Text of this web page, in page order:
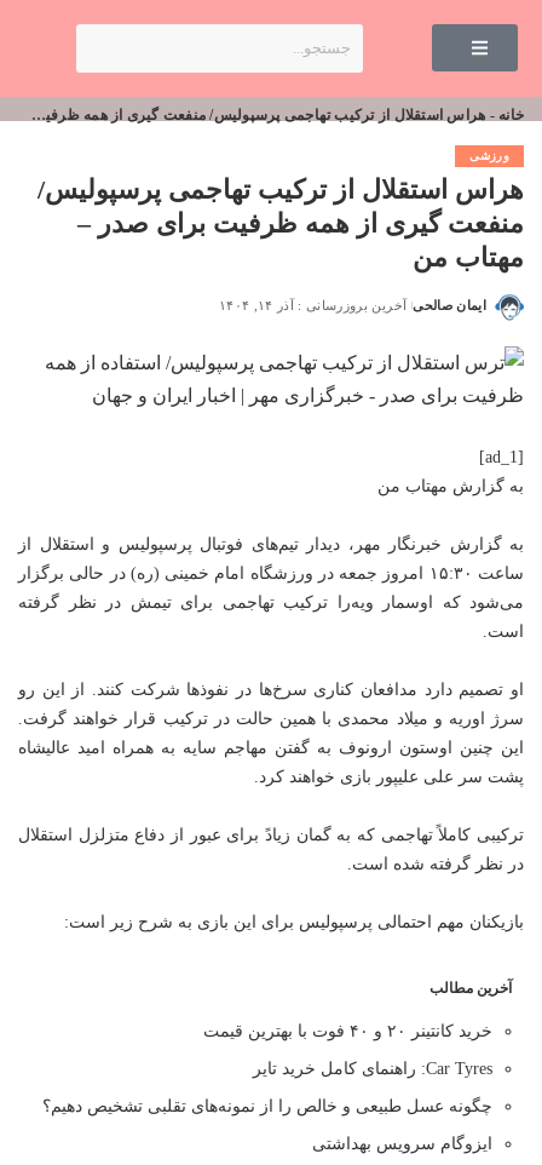
خانه - هراس استقلال از ترکیب تهاجمی پرسپولیس/ منفعت گیری از همه ظرفیت برای صدر – مهتاب من
ورزشی
هراس استقلال از ترکیب تهاجمی پرسپولیس/
منفعت گیری از همه ظرفیت برای صدر –
مهتاب من
ایمان صالحی آخرین بروزرسانی : آذر ۱۴, ۱۴۰۴
[ad_1]
به گزارش مهتاب من
به گزارش خبرنگار مهر، دیدار تیم‌های فوتبال پرسپولیس و استقلال از
ساعت ۱۵:۳۰ امروز جمعه در ورزشگاه امام خمینی (ره) در حالی برگزار
می‌شود که اوسمار ویه‌را ترکیب تهاجمی برای تیمش در نظر گرفته
است.
او تصمیم دارد مدافعان کناری سرخ‌ها در نفوذها شرکت کنند. از این رو
سرژ اوریه و میلاد محمدی با همین حالت در ترکیب قرار خواهند گرفت.
این چنین اوستون ارونوف به گفتن مهاجم سایه به همراه امید عالیشاه
پشت سر علی علیپور بازی خواهند کرد.
ترکیبی کاملاً تهاجمی که به گمان زیادً برای عبور از دفاع متزلزل استقلال
در نظر گرفته شده است.
بازیکنان مهم احتمالی پرسپولیس برای این بازی به شرح زیر است:
آخرین مطالب
خرید کانتینر ۲۰ و ۴۰ فوت با بهترین قیمت
Car Tyres: راهنمای کامل خرید تایر
چگونه عسل طبیعی و خالص را از نمونه‌های تقلبی تشخیص دهیم؟
ایزوگام سرویس بهداشتی